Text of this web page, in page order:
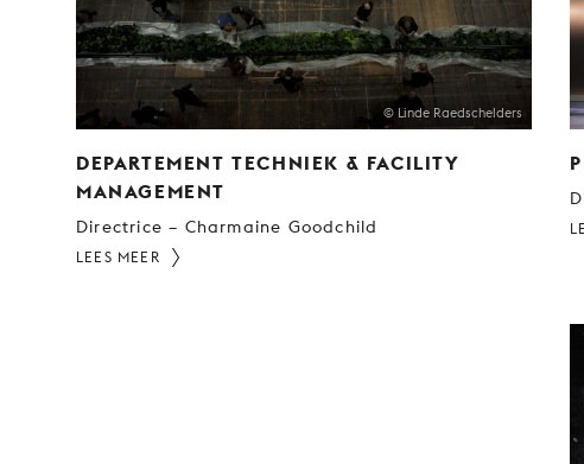
© Linde Raedschelders
DEPARTEMENT TECHNIEK & FACILITY
MANAGEMENT
Directrice – Charmaine Goodchild
LEES MEER